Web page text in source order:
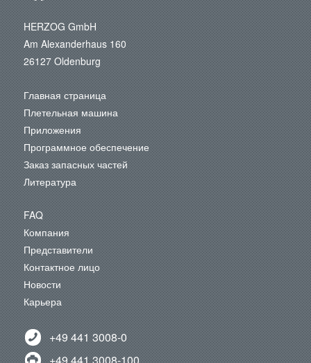
HERZOG GmbH
Am Alexanderhaus 160
26127 Oldenburg
Главная страница
Плетельная машина
Приложения
Программное обеспечение
Заказ запасных частей
Литература
FAQ
Компания
Представители
Контактное лицо
Новости
Карьера
+49 441 3008-0